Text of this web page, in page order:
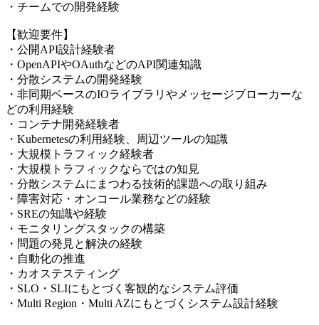
・チームでの開発経験
【歓迎要件】
・公開API設計経験者
・OpenAPIやOAuthなどのAPI関連知識
・分散システムの開発経験
・非同期ベースのIOライブラリやメッセージブローカーな
どの利用経験
・コンテナ開発経験者
・Kubernetesの利用経験、周辺ツールの知識
・大規模トラフィック経験者
・大規模トラフィックならではの知見
・分散システムにまつわる技術的課題への取り組み
・障害対応・オンコール業務などの経験
・SREの知識や経験
・モニタリングスタックの構築
・問題の発見と解決の経験
・自動化の推進
・カオステスティング
・SLO・SLIにもとづく客観的なシステム評価
・Multi Region・Multi AZにもとづくシステム設計経験